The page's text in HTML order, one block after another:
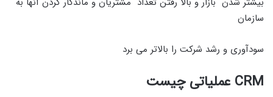
سازمان
سودآوری و رشد شرکت را بالاتر می برد
CRM عملیاتی چیست